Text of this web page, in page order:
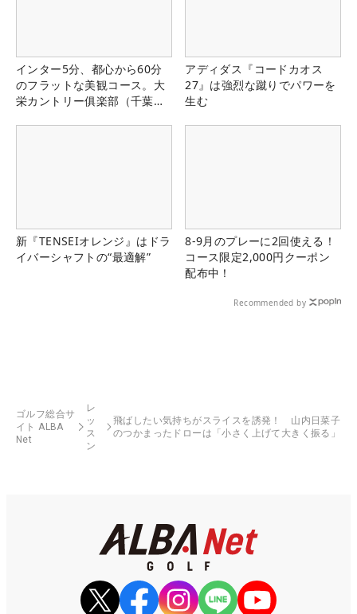
インター5分、都心から60分
のフラットな美観コース。大
栄カントリー俱楽部（千葉
アディダス『コードカオス
27』は強烈な蹴りでパワーを
生む
新『TENSEIオレンジ』はドラ
イバーシャフトの“最適解”
8-9月のプレーに2回使える！
コース限定2,000円クーポン
配布中！
Recommended by
ゴルフ総合サ
イト ALBA
Net
レ
ッ
ス
ン
飛ばしたい気持ちがスライスを誘発！ 山内日菜子
のつかまったドローは「小さく上げて大きく振る」